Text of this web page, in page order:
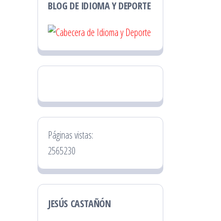
BLOG DE IDIOMA Y DEPORTE
Páginas vistas:
2565230
JESÚS CASTAÑÓN